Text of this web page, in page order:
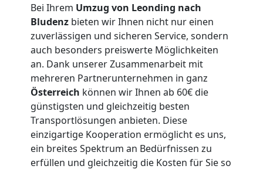
Bei Ihrem Umzug von Leonding nach
Bludenz bieten wir Ihnen nicht nur einen
zuverlässigen und sicheren Service, sondern
auch besonders preiswerte Möglichkeiten
an. Dank unserer Zusammenarbeit mit
mehreren Partnerunternehmen in ganz
Österreich können wir Ihnen ab 60€ die
günstigsten und gleichzeitig besten
Transportlösungen anbieten. Diese
einzigartige Kooperation ermöglicht es uns,
ein breites Spektrum an Bedürfnissen zu
erfüllen und gleichzeitig die Kosten für Sie so
Mann
LKW
Möbellift